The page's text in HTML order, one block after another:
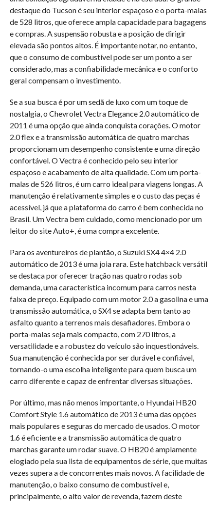
destaque do Tucson é seu interior espaçoso e o porta-malas
de 528 litros, que oferece ampla capacidade para bagagens
e compras. A suspensão robusta e a posição de dirigir
elevada são pontos altos. É importante notar, no entanto,
que o consumo de combustível pode ser um ponto a ser
considerado, mas a confiabilidade mecânica e o conforto
geral compensam o investimento.
Se a sua busca é por um sedã de luxo com um toque de
nostalgia, o Chevrolet Vectra Elegance 2.0 automático de
2011 é uma opção que ainda conquista corações. O motor
2.0 flex e a transmissão automática de quatro marchas
proporcionam um desempenho consistente e uma direção
confortável. O Vectra é conhecido pelo seu interior
espaçoso e acabamento de alta qualidade. Com um porta-
malas de 526 litros, é um carro ideal para viagens longas. A
manutenção é relativamente simples e o custo das peças é
acessível, já que a plataforma do carro é bem conhecida no
Brasil. Um Vectra bem cuidado, como mencionado por um
leitor do site Auto+, é uma compra excelente.
Para os aventureiros de plantão, o Suzuki SX4 4×4 2.0
automático de 2013 é uma joia rara. Este hatchback versátil
se destaca por oferecer tração nas quatro rodas sob
demanda, uma característica incomum para carros nesta
faixa de preço. Equipado com um motor 2.0 a gasolina e uma
transmissão automática, o SX4 se adapta bem tanto ao
asfalto quanto a terrenos mais desafiadores. Embora o
porta-malas seja mais compacto, com 270 litros, a
versatilidade e a robustez do veículo são inquestionáveis.
Sua manutenção é conhecida por ser durável e confiável,
tornando-o uma escolha inteligente para quem busca um
carro diferente e capaz de enfrentar diversas situações.
Por último, mas não menos importante, o Hyundai HB20
Comfort Style 1.6 automático de 2013 é uma das opções
mais populares e seguras do mercado de usados. O motor
1.6 é eficiente e a transmissão automática de quatro
marchas garante um rodar suave. O HB20 é amplamente
elogiado pela sua lista de equipamentos de série, que muitas
vezes supera a de concorrentes mais novos. A facilidade de
manutenção, o baixo consumo de combustível e,
principalmente, o alto valor de revenda, fazem deste